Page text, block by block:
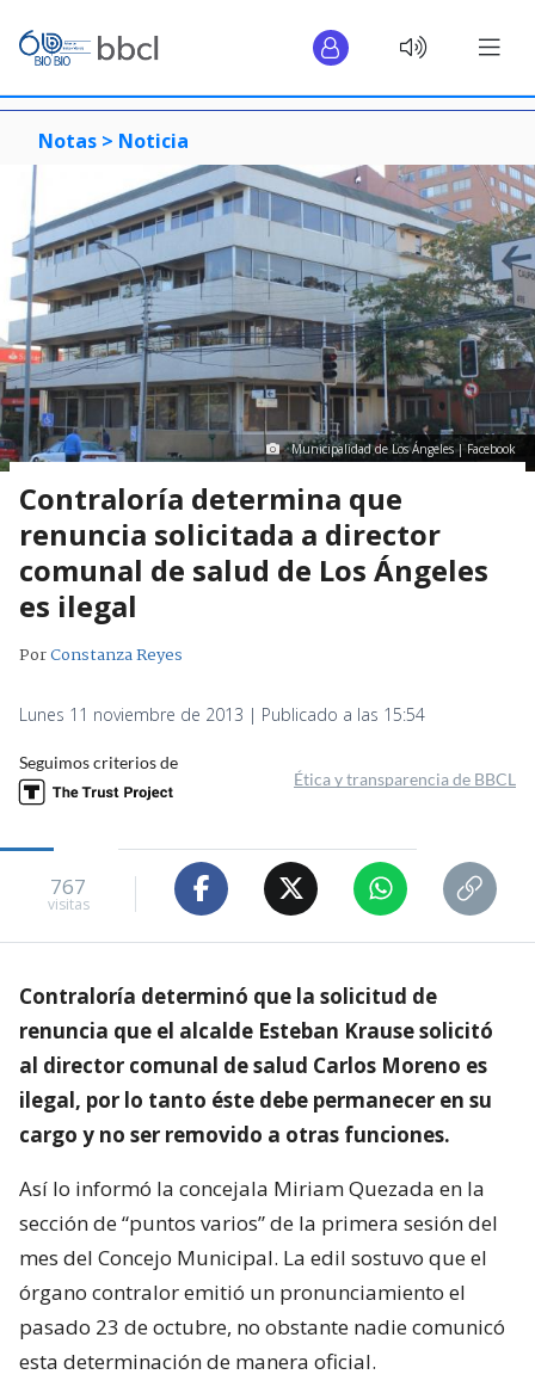
Notas > Noticia
Municipalidad de Los Ángeles | Facebook
Contraloría determina que
renuncia solicitada a director
comunal de salud de Los Ángeles
es ilegal
PorConstanza Reyes
Lunes 11 noviembre de 2013 | Publicado a las 15:54
Seguimos criterios de
Ética y transparencia de BBCL
767
visitas
Contraloría determinó que la solicitud de
renuncia que el alcalde Esteban Krause solicitó
al director comunal de salud Carlos Moreno es
ilegal, por lo tanto éste debe permanecer en su
cargo y no ser removido a otras funciones.
Así lo informó la concejala Miriam Quezada en la
sección de “puntos varios” de la primera sesión del
mes del Concejo Municipal. La edil sostuvo que el
órgano contralor emitió un pronunciamiento el
pasado 23 de octubre, no obstante nadie comunicó
esta determinación de manera oficial.